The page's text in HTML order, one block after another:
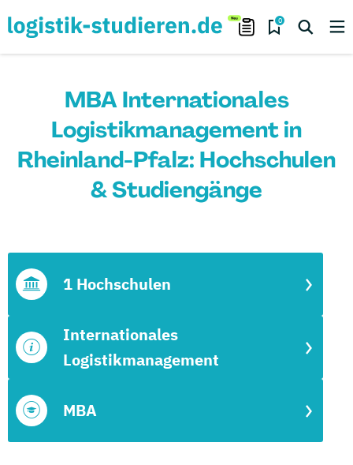
0
MBA Internationales
Logistikmanagement in
Rheinland-Pfalz: Hochschulen
& Studiengänge
MBA
Internationales
Logistikmanagement
1 Hochschulen